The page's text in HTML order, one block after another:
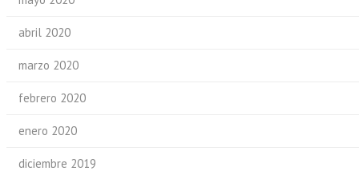
abril 2020
marzo 2020
febrero 2020
enero 2020
diciembre 2019